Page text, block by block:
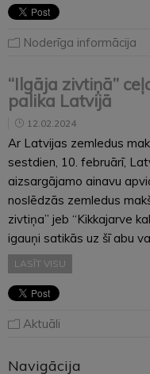
Noderīga informācija
“Ilgāja zivtiņā”
palika Latvijā
12.02.2024
Ar Latvijas zemledus
sestdien, 10. februārī,
aizsargājamo ainavu
noslēdzās zemledus
zivtiņa” jeb “Kikkajarve
igauņi satikās uz šī abu
LASĪT VISU
Aktuāli
Navigācija